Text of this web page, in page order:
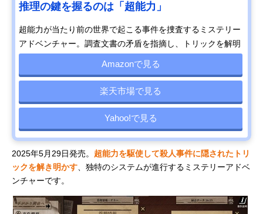
推理の鍵を握るのは「超能力」
超能力が当たり前の世界で起こる事件を捜査するミステリー
アドベンチャー。調査文書の矛盾を指摘し、トリックを解明
Amazonで見る
楽天市場で見る
Yahoo!で見る
2025年5月29日発売。 超能力を駆使して殺人事件に隠されたトリ
ックを解き明かす 、独特のシステムが進行するミステリーアドベ
ンチャーです。